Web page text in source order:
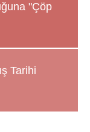
"Çöp
Tarihi